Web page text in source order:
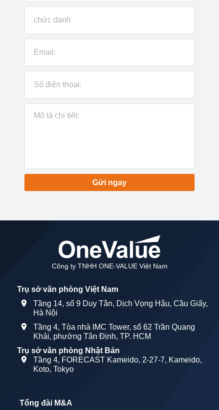
Gửi ngay
Công ty TNHH ONE-VALUE Việt Nam
Trụ sở văn phòng Việt Nam
Tầng 14, số 9 Duy Tân, Dịch Vọng Hậu, Cầu Giấy,
Hà Nội
Tầng 4, Tòa nhà IMC Tower, số 62 Trần Quang
Khải, phường Tân Định, TP. HCM
Trụ sở văn phòng Nhật Bản
Tầng 4, FORECAST Kameido, 2-27-7, Kameido,
Koto, Tokyo
Tổng đài M&A